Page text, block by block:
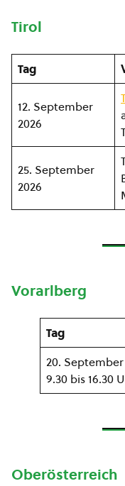
Tirol
Tag
12. September
2026
25. September
2026
Vorarlberg
Tag
20. September
9.30 bis 16.30
Oberösterreich